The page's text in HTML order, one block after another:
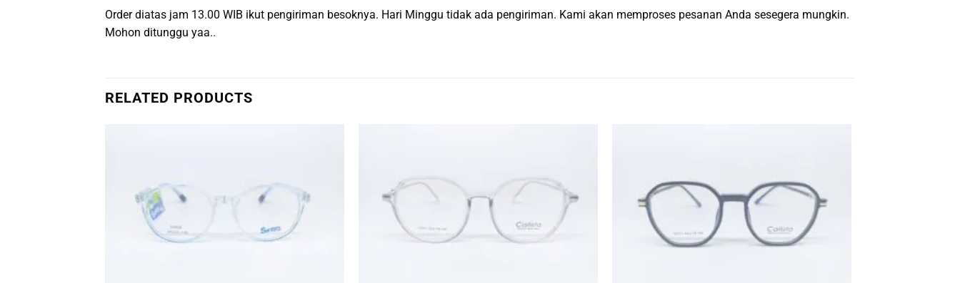
Order diatas jam 13.00 WIB ikut pengiriman besoknya. Hari Minggu tidak ada pengiriman. Kami akan memproses pesanan Anda sesegera mungkin.
Mohon ditunggu yaa..
RELATED PRODUCTS